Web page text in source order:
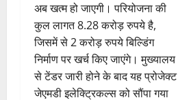
अब खत्म हो जाएगी। परियोजना की
कुल लागत 8.28 करोड़ रुपये है,
जिसमें से 2 करोड़ रुपये बिल्डिंग
निर्माण पर खर्च किए जाएंगे। मुख्यालय
से टेंडर जारी होने के बाद यह प्रोजेक्ट
जेएमडी इलेक्ट्रिकल्स को सौंपा गया